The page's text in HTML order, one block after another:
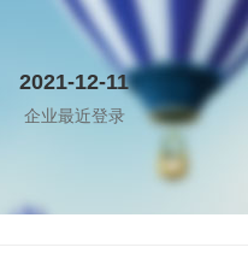
2021-12-11
企业最近登录